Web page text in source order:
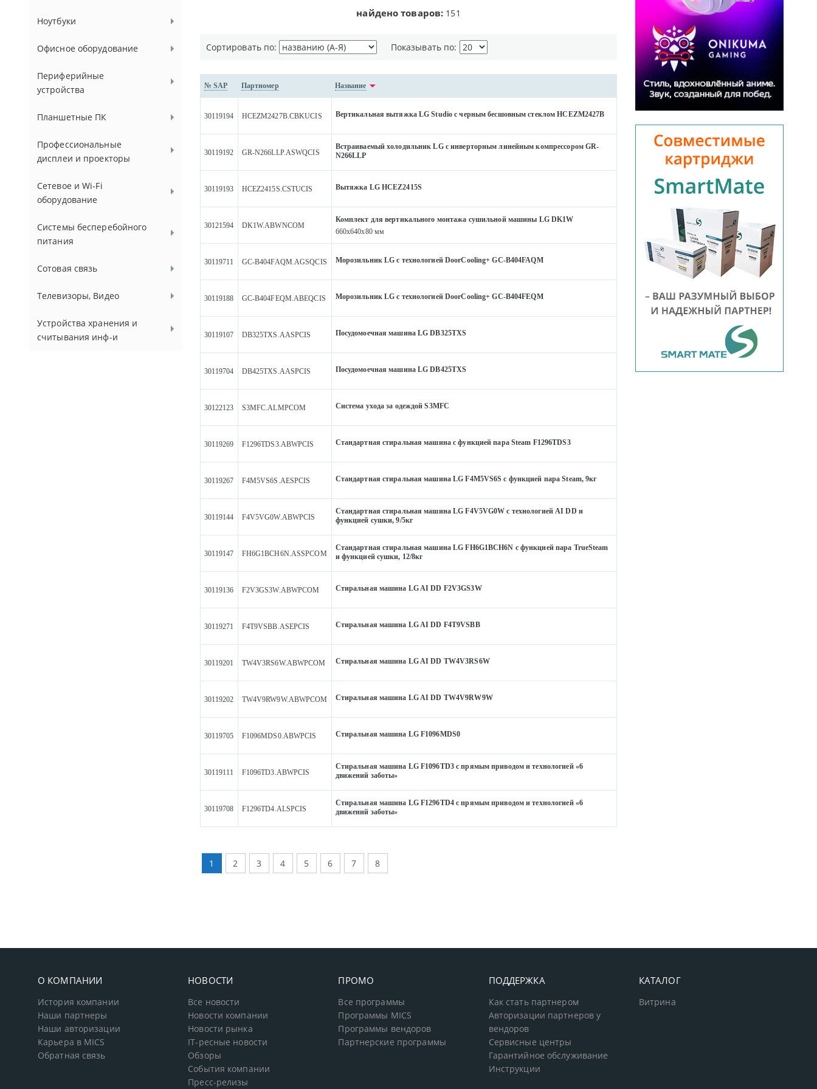
Ноутбуки
Офисное оборудование
Периферийные
устройства
Планшетные ПК
Профессиональные
дисплеи и проекторы
Сетевое и Wi-Fi
оборудование
Системы бесперебойного
питания
Сотовая связь
Телевизоры, Видео
Устройства хранения и
считывания инф-и
найдено товаров: 151
Сортировать по: Показывать по:
№ SAP Партномер Название
30119194 HCEZM2427B.CBKUCIS Вертикальная вытяжка LG Studio с черным бесшовным стеклом HCEZM2427B
30119192 GR-N266LLP.ASWQCIS
Встраиваемый холодильник LG c инверторным линейным компрессором GR-
N266LLP
30119193 HCEZ2415S.CSTUCIS Вытяжка LG HCEZ2415S
30121594 DK1W.ABWNCOM
Комплект для вертикального монтажа сушильной машины LG DK1W
660х640х80 мм
30119711 GC-B404FAQM.AGSQCIS Морозильник LG с технологией DoorCooling+ GC-B404FAQM
30119188 GC-B404FEQM.ABEQCIS Морозильник LG с технологией DoorCooling+ GC-B404FEQM
30119107 DB325TXS.AASPCIS Посудомоечная машина LG DB325TXS
30119704 DB425TXS.AASPCIS Посудомоечная машина LG DB425TXS
30122123 S3MFC.ALMPCOM Система ухода за одеждой S3MFC
30119269 F1296TDS3.ABWPCIS Стандартная стиральная машина c функцией пара Steam F1296TDS3
30119267 F4M5VS6S.AESPCIS Стандартная стиральная машина LG F4M5VS6S c функцией пара Steam, 9кг
30119144 F4V5VG0W.ABWPCIS
Стандартная стиральная машина LG F4V5VG0W с технологией AI DD и
функцией сушки, 9/5кг
30119147 FH6G1BCH6N.ASSPCOM
Стандартная стиральная машина LG FH6G1BCH6N c функцией пара TrueSteam
и функцией сушки, 12/8кг
30119136 F2V3GS3W.ABWPCOM Стиральная машина LG AI DD F2V3GS3W
30119271 F4T9VSBB.ASEPCIS Стиральная машина LG AI DD F4T9VSBB
30119201 TW4V3RS6W.ABWPCOM Стиральная машина LG AI DD TW4V3RS6W
30119202 TW4V9RW9W.ABWPCOM Стиральная машина LG AI DD TW4V9RW9W
30119705 F1096MDS0.ABWPCIS Стиральная машина LG F1096MDS0
30119111 F1096TD3.ABWPCIS
Стиральная машина LG F1096TD3 c прямым приводом и технологией «6
движений заботы»
30119708 F1296TD4.ALSPCIS
Стиральная машина LG F1296TD4 с прямым приводом и технологией «6
движений заботы»
1 2 3 4 5 6 7 8
О КОМПАНИИ
История компании
Наши партнеры
Наши авторизации
Карьера в MICS
Обратная связь
НОВОСТИ
Все новости
Новости компании
Новости рынка
IT-ресные новости
Обзоры
События компании
Пресс-релизы
ПРОМО
Все программы
Программы MICS
Программы вендоров
Партнерские программы
ПОДДЕРЖКА
Как стать партнером
Авторизации партнеров у
вендоров
Сервисные центры
Гарантийное обслуживание
Инструкции
КАТАЛОГ
Витрина